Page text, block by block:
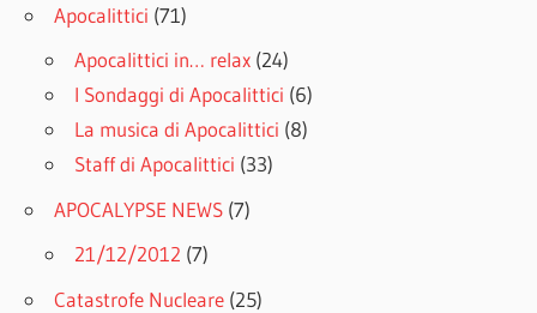
Apocalittici (71)
Apocalittici in… relax (24)
I Sondaggi di Apocalittici (6)
La musica di Apocalittici (8)
Staff di Apocalittici (33)
APOCALYPSE NEWS (7)
21/12/2012 (7)
Catastrofe Nucleare (25)